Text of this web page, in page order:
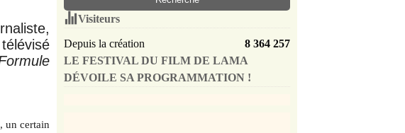
un certain
Visiteurs
Depuis la création
8 364 257
LE FESTIVAL DU FILM DE LAMA
DÉVOILE SA PROGRAMMATION !